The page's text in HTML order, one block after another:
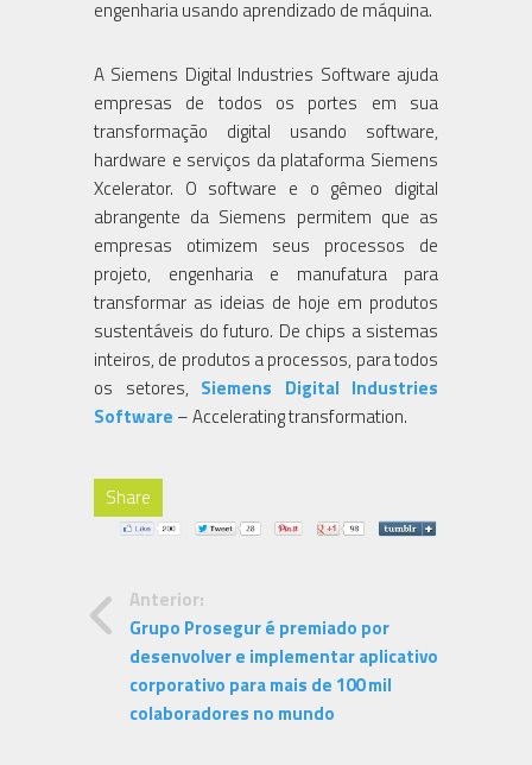
engenharia usando aprendizado de máquina.
A Siemens Digital Industries Software ajuda
empresas de todos os portes em sua
transformação digital usando software,
hardware e serviços da plataforma Siemens
Xcelerator. O software e o gêmeo digital
abrangente da Siemens permitem que as
empresas otimizem seus processos de
projeto, engenharia e manufatura para
transformar as ideias de hoje em produtos
sustentáveis do futuro. De chips a sistemas
inteiros, de produtos a processos, para todos
os setores, Siemens Digital Industries
Software – Accelerating transformation.
Share
Anterior:
Grupo Prosegur é premiado por
desenvolver e implementar aplicativo
corporativo para mais de 100 mil
colaboradores no mundo